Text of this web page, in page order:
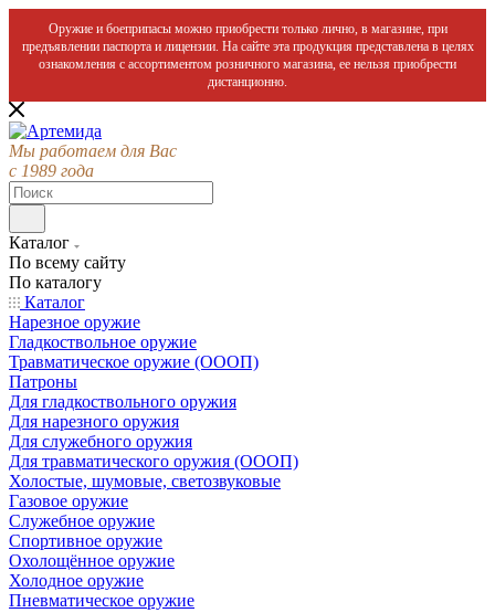
Оружие и боеприпасы можно приобрести только лично, в магазине, при
предъявлении паспорта и лицензии. На сайте эта продукция представлена в целях
ознакомления с ассортиментом розничного магазина, ее нельзя приобрести
дистанционно.
Мы работаем для Вас
с 1989 года
Каталог
По всему сайту
По каталогу
Каталог
Нарезное оружие
Гладкоствольное оружие
Травматическое оружие (ОООП)
Патроны
Для гладкоствольного оружия
Для нарезного оружия
Для служебного оружия
Для травматического оружия (ОООП)
Холостые, шумовые, светозвуковые
Газовое оружие
Служебное оружие
Спортивное оружие
Охолощённое оружие
Холодное оружие
Пневматическое оружие